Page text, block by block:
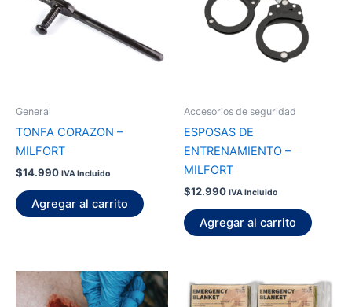
General
TONFA CORAZON –
MILFORT
$14.990 IVA Incluido
Agregar al carrito
Accesorios de seguridad
ESPOSAS DE
ENTRENAMIENTO –
MILFORT
$12.990 IVA Incluido
Agregar al carrito